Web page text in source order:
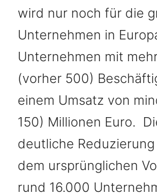
wird nur noch für die
Unternehmen in
Unternehmen mit
(vorher 500)
einem Umsatz von
150) Millionen Euro.
deutliche
dem ursprünglichen
rund 16.000